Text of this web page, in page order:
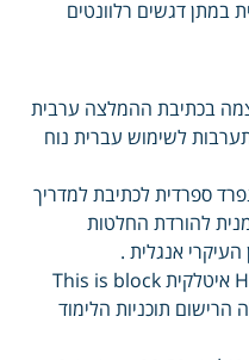
במתן דגשים רלוונטים
בכתיבת ההמלצה ערבית
לשימוש עברית נוח
ספרדית לכתיבת למדריך
להורדת החלטות
העיקרי אנגלית .
תפריט עליון תוכן אביב Header First איטלקית This is block
תוכניות הלימוד